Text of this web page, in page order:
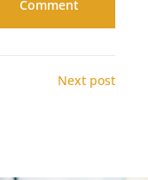
Next post